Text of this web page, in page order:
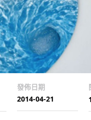
發佈日期
2014-04-21